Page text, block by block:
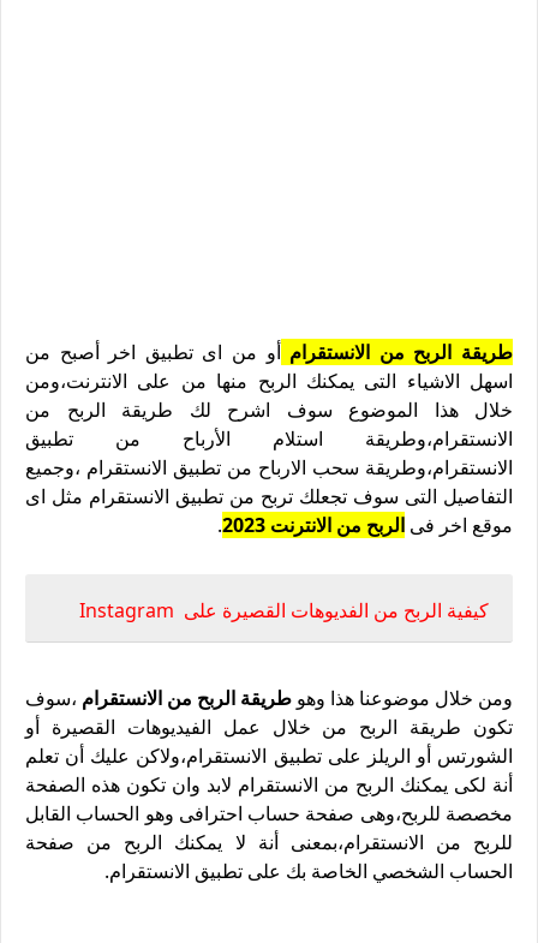
طريقة الربح من الانستقرامأو من اى تطبيق اخر أصبح من
اسهل الاشياء التى يمكنك الربح منها من على الانترنت،ومن
خلال هذا الموضوع سوف اشرح لك طريقة الربح من
الانستقرام،وطريقة استلام الأرباح من تطبيق
الانستقرام،وطريقة سحب الارباح من تطبيق الانستقرام ،وجميع
التفاصيل التى سوف تجعلك تربح من تطبيق الانستقرام مثل اى
موقع اخر فى الربح من الانترنت 2023 .
كيفية الربح من الفديوهات القصيرة على Instagram
ومن خلال موضوعنا هذا وهو طريقة الربح من الانستقرام ،سوف
تكون طريقة الربح من خلال عمل الفيديوهات القصيرة أو
الشورتس أو الريلز على تطبيق الانستقرام،ولاكن عليك أن تعلم
أنة لكى يمكنك الربح من الانستقرام لابد وان تكون هذه الصفحة
مخصصة للربح،وهى صفحة حساب احترافى وهو الحساب القابل
للربح من الانستقرام،بمعنى أنة لا يمكنك الربح من صفحة
الحساب الشخصي الخاصة بك على تطبيق الانستقرام.